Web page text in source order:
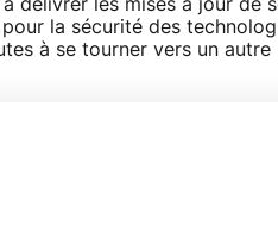
délivrer les mises à jour de
la sécurité des
à se tourner vers un